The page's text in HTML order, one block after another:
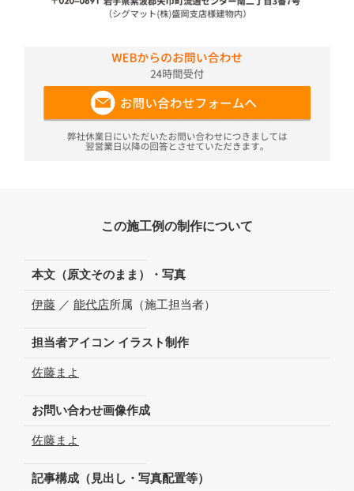
この施工例の制作について
本文（原文そのまま）・写真
伊藤 ／ 能代店所属（施工担当者）
担当者アイコン イラスト制作
佐藤まよ
お問い合わせ画像作成
佐藤まよ
記事構成（見出し・写真配置等）